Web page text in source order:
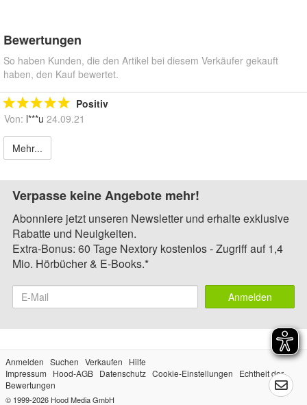
Bewertungen
So haben Kunden, die den Artikel bei diesem Verkäufer gekauft
haben, den Kauf bewertet.
Positiv
Von: l***u 24.09.21
Mehr...
Verpasse keine Angebote mehr!
Abonniere jetzt unseren Newsletter und erhalte exklusive
Rabatte und Neuigkeiten.
Extra-Bonus: 60 Tage Nextory kostenlos - Zugriff auf 1,4
Mio. Hörbücher & E-Books.*
Anmelden
Anmelden Suchen Verkaufen
Hilfe
Impressum
Hood-AGB Datenschutz Cookie-Einstellungen
Echtheit der
Bewertungen
© 1999-2026 Hood Media GmbH